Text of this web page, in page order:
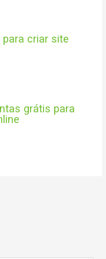
para criar site
grátis para